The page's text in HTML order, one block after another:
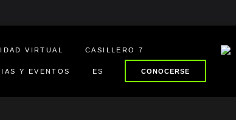
VIRTUAL CASILLERO 7
Y EVENTOS ES CONOCERSE